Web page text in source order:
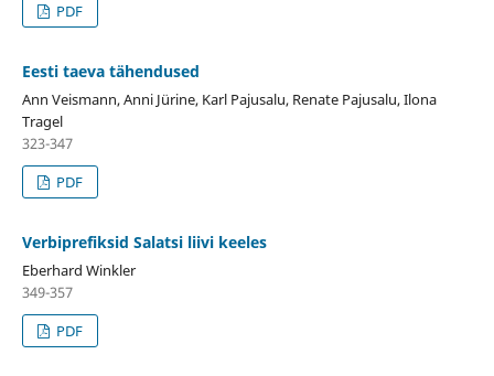
PDF
Eesti taeva tähendused
Ann Veismann, Anni Jürine, Karl Pajusalu, Renate Pajusalu, Ilona
Tragel
323-347
PDF
Verbiprefiksid Salatsi liivi keeles
Eberhard Winkler
349-357
PDF